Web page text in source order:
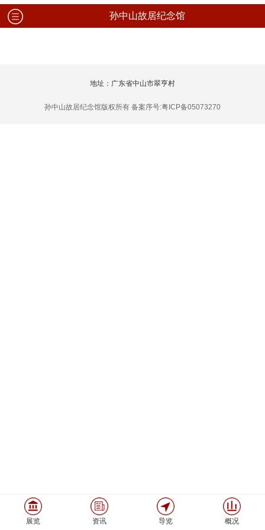
孙中山故居纪念馆
地址：广东省中山市翠亨村
孙中山故居纪念馆版权所有 备案序号:粤ICP备05073270
展览 资讯 导览 概况